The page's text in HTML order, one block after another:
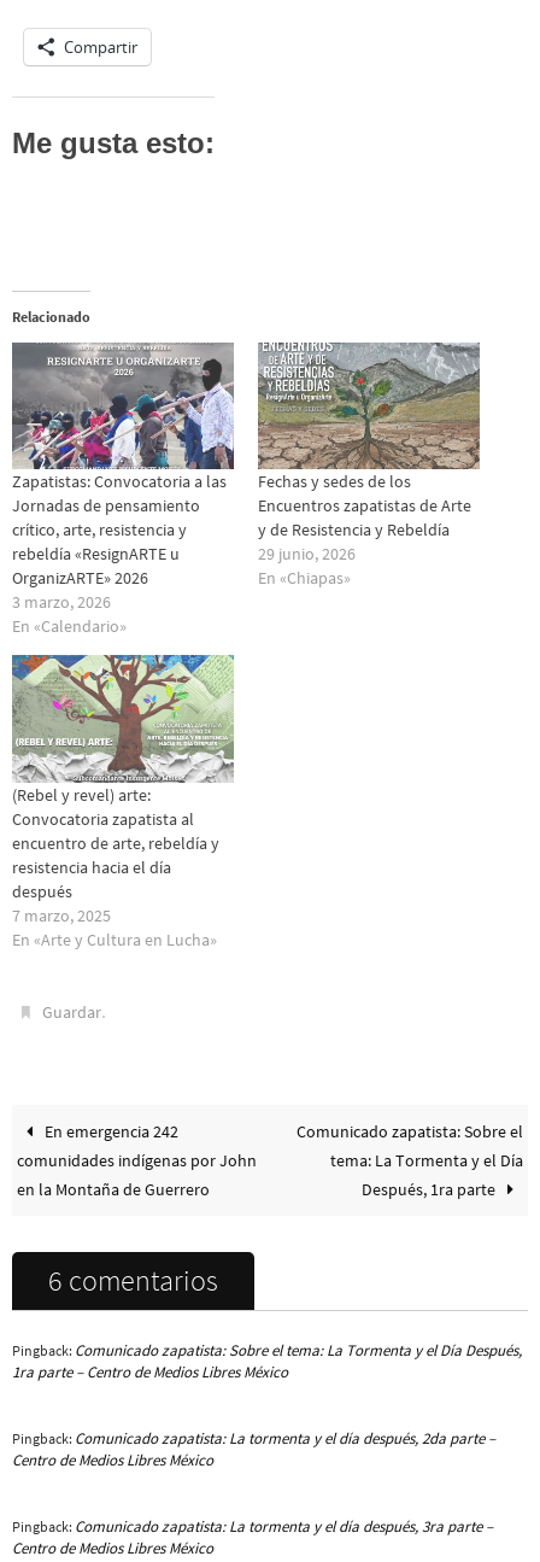
Compartir
Me gusta esto:
Relacionado
Zapatistas: Convocatoria a las
Jornadas de pensamiento
crítico, arte, resistencia y
rebeldía «ResignARTE u
OrganizARTE» 2026
3 marzo, 2026
En «Calendario»
Fechas y sedes de los
Encuentros zapatistas de Arte
y de Resistencia y Rebeldía
29 junio, 2026
En «Chiapas»
(Rebel y revel) arte:
Convocatoria zapatista al
encuentro de arte, rebeldía y
resistencia hacia el día
después
7 marzo, 2025
En «Arte y Cultura en Lucha»
Guardar.
En emergencia 242
comunidades indígenas por John
en la Montaña de Guerrero
Comunicado zapatista: Sobre el
tema: La Tormenta y el Día
Después, 1ra parte
6 comentarios
Pingback: Comunicado zapatista: Sobre el tema: La Tormenta y el Día Después,
1ra parte – Centro de Medios Libres México
Pingback: Comunicado zapatista: La tormenta y el día después, 2da parte –
Centro de Medios Libres México
Pingback: Comunicado zapatista: La tormenta y el día después, 3ra parte –
Centro de Medios Libres México